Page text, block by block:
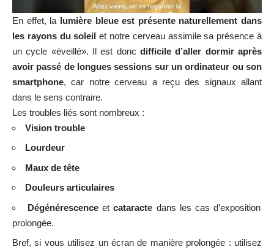
En effet, la lumière bleue est présente naturellement dans
les rayons du soleil et notre cerveau assimile sa présence à
un cycle «éveillé». Il est donc difficile d’aller dormir après
avoir passé de longues sessions sur un ordinateur ou son
smartphone, car notre cerveau a reçu des signaux allant
dans le sens contraire.
Les troubles liés sont nombreux :
Vision trouble
Lourdeur
Maux de tête
Douleurs articulaires
Dégénérescence etcataracte dans les cas d’exposition
prolongée.
Bref, si vous utilisez un écran de manière prolongée : utilisez